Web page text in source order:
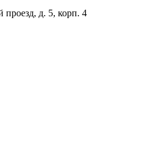
проезд, д. 5, корп. 4